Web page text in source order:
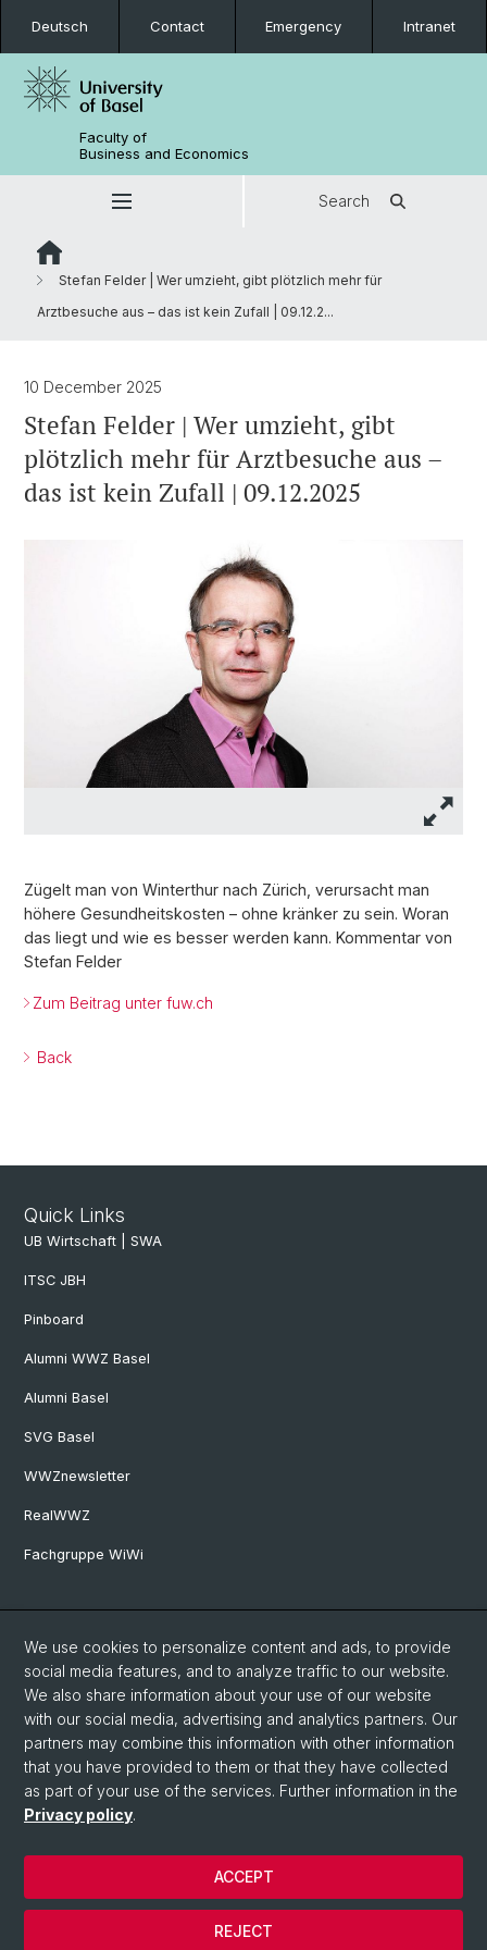
Deutsch Contact Emergency Intranet
Faculty of
Business and Economics
Search
Stefan Felder | Wer umzieht, gibt plötzlich mehr für
Arztbesuche aus – das ist kein Zufall | 09.12.2...
10 December 2025
Stefan Felder | Wer umzieht, gibt
plötzlich mehr für Arztbesuche aus –
das ist kein Zufall | 09.12.2025
Zügelt man von Winterthur nach Zürich, verursacht man
höhere Gesundheitskosten – ohne kränker zu sein. Woran
das liegt und wie es besser werden kann. Kommentar von
Stefan Felder
Zum Beitrag unter fuw.ch
Back
Quick Links
UB Wirtschaft | SWA
ITSC JBH
Pinboard
Alumni WWZ Basel
Alumni Basel
SVG Basel
WWZnewsletter
RealWWZ
Fachgruppe WiWi
LinkedIn
Youtube
WWZFaculty Blog
We use cookies to personalize content and ads, to provide
social media features, and to analyze traffic to our website.
We also share information about your use of our website
with our social media, advertising and analytics partners. Our
partners may combine this information with other information
that you have provided to them or that they have collected
as part of your use of the services. Further information in the
Privacy policy.
REJECT
ACCEPT